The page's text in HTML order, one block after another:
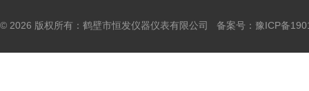
© 2026 版权所有：鹤壁市恒发仪器仪表有限公司 备案号： 豫ICP备